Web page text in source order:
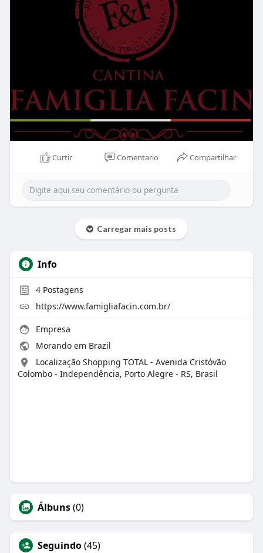
Curtir Comentario Compartilhar
Carregar mais posts
Info
4Postagens
https://www.famigliafacin.com.br/
Empresa
Morando em Brazil
Localização Shopping TOTAL - Avenida Cristóvão
Colombo - Independência, Porto Alegre - RS, Brasil
Álbuns(0)
Seguindo(45)